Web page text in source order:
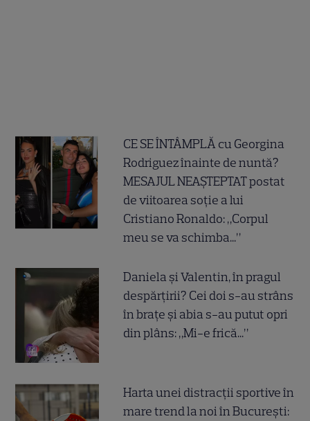
CE SE ÎNTÂMPLĂ cu Georgina
Rodriguez înainte de nuntă?
MESAJUL NEAȘTEPTAT postat
de viitoarea soție a lui
Cristiano Ronaldo: „Corpul
meu se va schimba...”
Daniela și Valentin, în pragul
despărțirii? Cei doi s-au strâns
în brațe și abia s-au putut opri
din plâns: „Mi-e frică...”
Harta unei distracții sportive în
mare trend la noi în București: